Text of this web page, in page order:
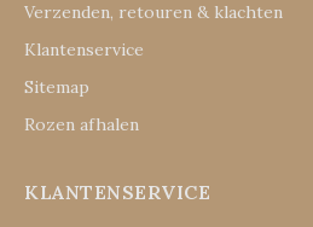
Verzenden, retouren & klachten
Klantenservice
Sitemap
Rozen afhalen
KLANTENSERVICE